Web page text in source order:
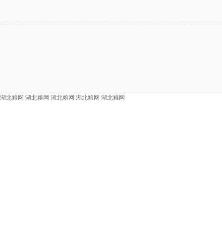
湖北粮网 湖北粮网 湖北粮网 湖北粮网 湖北粮网